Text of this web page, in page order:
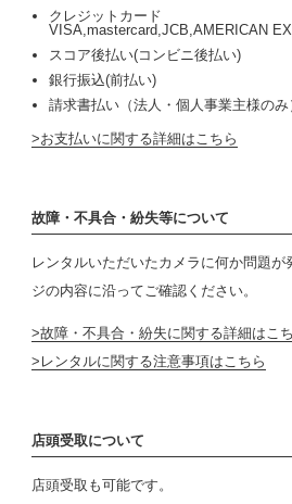
クレジットカード
VISA,mastercard,JCB,AMERICAN
スコア後払い(コンビニ後払い)
銀行振込(前払い)
請求書払い（法人・個人事業主様のみ
お支払いに関する詳細はこちら
故障・不具合・紛失等について
レンタルいただいたカメラに何か問題が
ジの内容に沿ってご確認ください。
故障・不具合・紛失に関する詳細はこ
レンタルに関する注意事項はこちら
店頭受取について
店頭受取も可能です。